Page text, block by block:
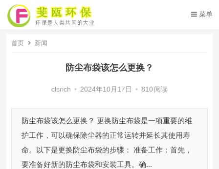
菜单
首页 新闻
防尘布袋该怎么更换？
clsrich • 2024年10月17日 • 810 阅读
防尘布袋该怎么更换？ 更换防尘布袋是一项重要的维
护工作，可以确保除尘器的正常运转并延长其使用寿
命。以下是更换防尘布袋的步骤： 准备工作：首先，
要准备好新的防尘布袋和安装工具。确...